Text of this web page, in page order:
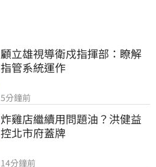
顧立雄視導衛戍指揮部：瞭解
指管系統運作
5分鐘前
炸雞店繼續用問題油？洪健益
控北市府蓋牌
14分鐘前